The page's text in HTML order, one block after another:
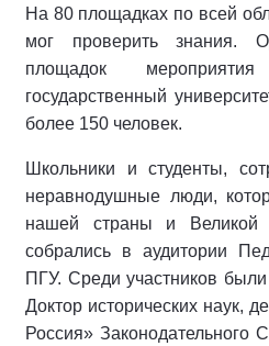
На 80 площадках по всей
мог проверить знания.
площадок
государственный
более 150 человек.
Школьники и студенты,
неравнодушные люди,
нашей страны и Великой
собрались в аудитории
ПГУ. Среди участников
Доктор исторических наук,
Россия» Законодательного